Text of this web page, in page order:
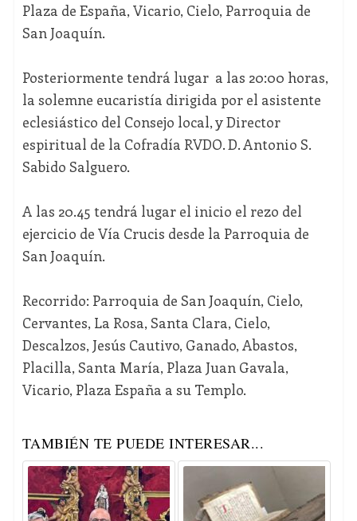
Plaza de España, Vicario, Cielo, Parroquia de
San Joaquín.
Posteriormente tendrá lugar a las 20:00 horas,
la solemne eucaristía dirigida por el asistente
eclesiástico del Consejo local, y Director
espiritual de la Cofradía RVDO. D. Antonio S.
Sabido Salguero.
A las 20.45 tendrá lugar el inicio el rezo del
ejercicio de Vía Crucis desde la Parroquia de
San Joaquín.
Recorrido: Parroquia de San Joaquín, Cielo,
Cervantes, La Rosa, Santa Clara, Cielo,
Descalzos, Jesús Cautivo, Ganado, Abastos,
Placilla, Santa María, Plaza Juan Gavala,
Vicario, Plaza España a su Templo.
TAMBIÉN TE PUEDE INTERESAR...